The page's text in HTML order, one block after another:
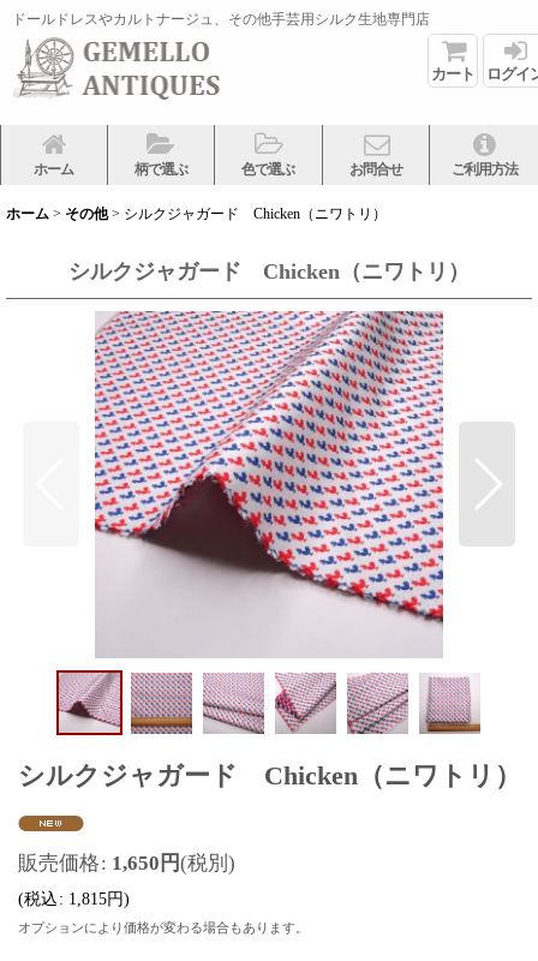
ドールドレスやカルトナージュ、その他手芸用シルク生地専門店
カート ログイ
ホーム 柄で選ぶ 色で選ぶ お問合せ ご利用方法
ホーム > その他 > シルクジャガード Chicken（ニワトリ）
シルクジャガード Chicken（ニワトリ）
シルクジャガード Chicken（ニワトリ）
販売価格: 1,650 円(税別)
(税込: 1,815円)
オプションにより価格が変わる場合もあります。